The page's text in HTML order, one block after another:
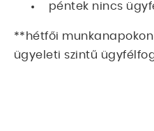
péntek nincs
**hétfői munkanapokon
ügyeleti szintű